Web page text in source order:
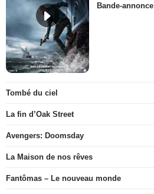
Bande-annonce
Tombé du ciel
La fin d’Oak Street
Avengers: Doomsday
La Maison de nos rêves
Fantômas – Le nouveau monde